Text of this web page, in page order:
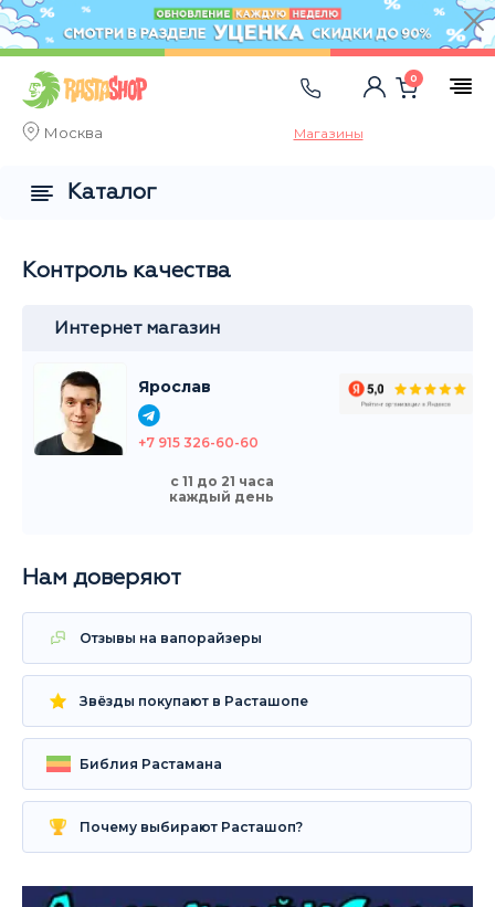
Москва Магазины
0
Контроль качества
Интернет магазин
Ярослав
+7 915 326-60-60
с 11 до 21 часа
каждый день
Нам доверяют
Отзывы на вапорайзеры
Звёзды покупают в Расташопе
Библия Растамана
Почему выбирают Расташоп?
Каталог